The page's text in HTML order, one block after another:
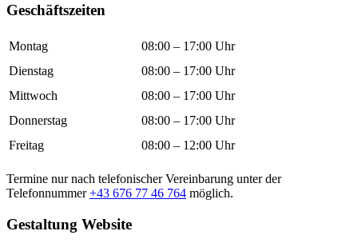
Geschäftszeiten
Montag
08:00 – 17:00 Uhr
Dienstag
08:00 – 17:00 Uhr
Mittwoch
08:00 – 17:00 Uhr
Donnerstag
08:00 – 17:00 Uhr
Freitag
08:00 – 12:00 Uhr
Termine nur nach telefonischer Vereinbarung unter der
Telefonnummer+43 676 77 46 764 möglich.
Gestaltung Website